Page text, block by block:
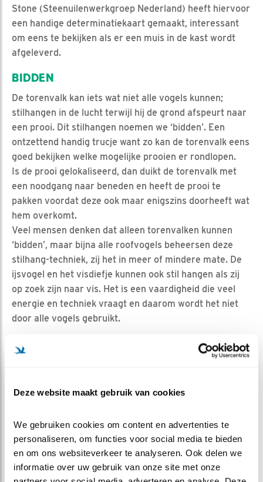
Deze website maakt gebruik van cookies
We gebruiken cookies om content en advertenties te
personaliseren, om functies voor social media te bieden
en om ons websiteverkeer te analyseren. Ook delen we
informatie over uw gebruik van onze site met onze
Stone (Steenuilenwerkgroep Nederland) heeft hiervoor
een handige determinatiekaart gemaakt, interessant
om eens te bekijken als er een muis in de kast wordt
afgeleverd.
BIDDEN
De torenvalk kan iets wat niet alle vogels kunnen;
stilhangen in de lucht terwijl hij de grond afspeurt naar
een prooi. Dit stilhangen noemen we ‘bidden’. Een
ontzettend handig trucje want zo kan de torenvalk eens
goed bekijken welke mogelijke prooien er rondlopen.
Is de prooi gelokaliseerd, dan duikt de torenvalk met
een noodgang naar beneden en heeft de prooi te
pakken voordat deze ook maar enigszins doorheeft wat
hem overkomt.
Veel mensen denken dat alleen torenvalken kunnen
‘bidden’, maar bijna alle roofvogels beheersen deze
stilhang-techniek, zij het in meer of mindere mate. De
ijsvogel en het visdiefje kunnen ook stil hangen als zij
op zoek zijn naar vis. Het is een vaardigheid die veel
energie en techniek vraagt en daarom wordt het niet
door alle vogels gebruikt.